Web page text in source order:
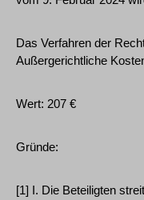
Das Verfahren der
Außergerichtliche
Wert: 207 €
Gründe:
[1] I. Die Beteiligten